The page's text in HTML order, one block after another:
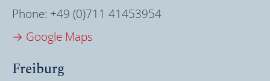
Phone: +49 (0)711 41453954
→ Google Maps
Freiburg